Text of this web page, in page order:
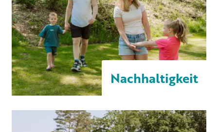
Nachhaltigkeit